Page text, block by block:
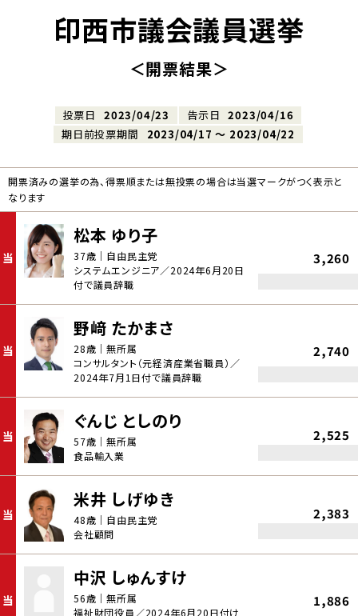
印西市議会議員選挙
＜開票結果＞
投票日 2023/04/23 告示日
2023/04/16
期日前投票期間
2023/04/17 〜 2023/04/22
開票済みの選挙の為、得票順または無投票の場合は当選マークがつく表示と
なります
当
松本 ゆり子
37歳｜自由民主党
システムエンジニア／2024年6月20日
付で議員辞職
3,260
当
野﨑 たかまさ
28歳｜無所属
コンサルタント（元経済産業省職員）／
2024年7月1日付で議員辞職
2,740
当
ぐんじ としのり
57歳｜無所属
食品輸入業
2,525
当
米井 しげゆき
48歳｜自由民主党
会社顧問
2,383
当
中沢 しゅんすけ
56歳｜無所属
福祉財団役員／2024年6月20日付け
1,886